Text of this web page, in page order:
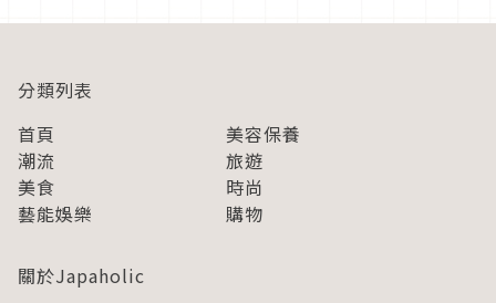
分類列表
首頁
美容保養
潮流
旅遊
美食
時尚
藝能娛樂
購物
關於Japaholic